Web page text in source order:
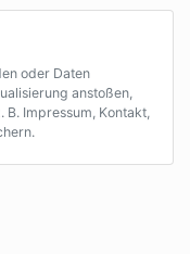
oder Daten
anstoßen,
Impressum, Kontakt,